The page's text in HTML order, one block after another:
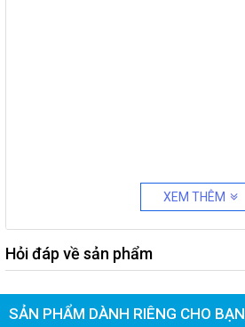
XEM THÊM
Hỏi đáp về sản phẩm
SẢN PHẨM DÀNH RIÊNG CHO BẠN